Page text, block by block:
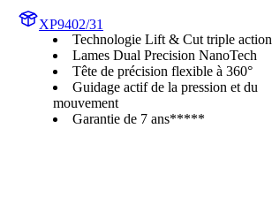
XP9402/31
Technologie Lift & Cut triple action
Lames Dual Precision NanoTech
Tête de précision flexible à 360°
Guidage actif de la pression et du
mouvement
Garantie de 7 ans*****